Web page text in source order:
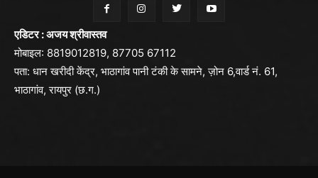
एडिटर : अजय श्रीवास्तव
मोबाइल: 8819012819, 87705 67112
पता: धान खरीदी केंद्र, भाठागांव पानी टंकी के सामने, ज़ोन 6,वार्ड नं. 61,
भाठागांव, रायपुर (छ.ग.)